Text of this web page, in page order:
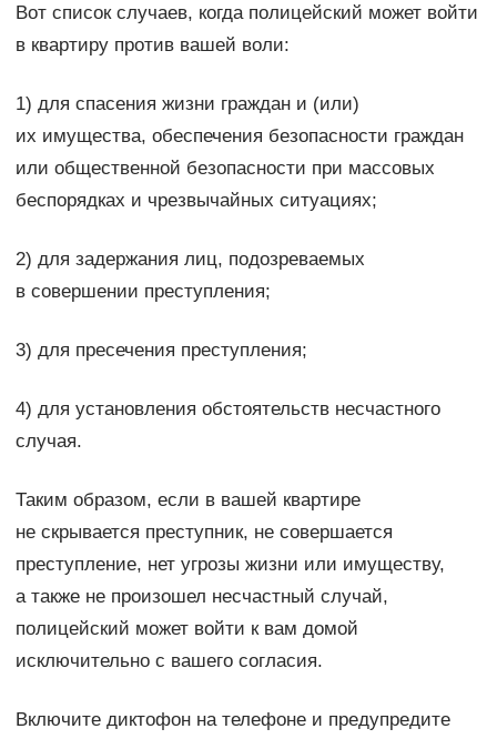
Вот список случаев, когда полицейский может войти
в квартиру против вашей воли:
1) для спасения жизни граждан и (или)
их имущества, обеспечения безопасности граждан
или общественной безопасности при массовых
беспорядках и чрезвычайных ситуациях;
2) для задержания лиц, подозреваемых
в совершении преступления;
3) для пресечения преступления;
4) для установления обстоятельств несчастного
случая.
Таким образом, если в вашей квартире
не скрывается преступник, не совершается
преступление, нет угрозы жизни или имуществу,
а также не произошел несчастный случай,
полицейский может войти к вам домой
исключительно с вашего согласия.
Включите диктофон на телефоне и предупредите